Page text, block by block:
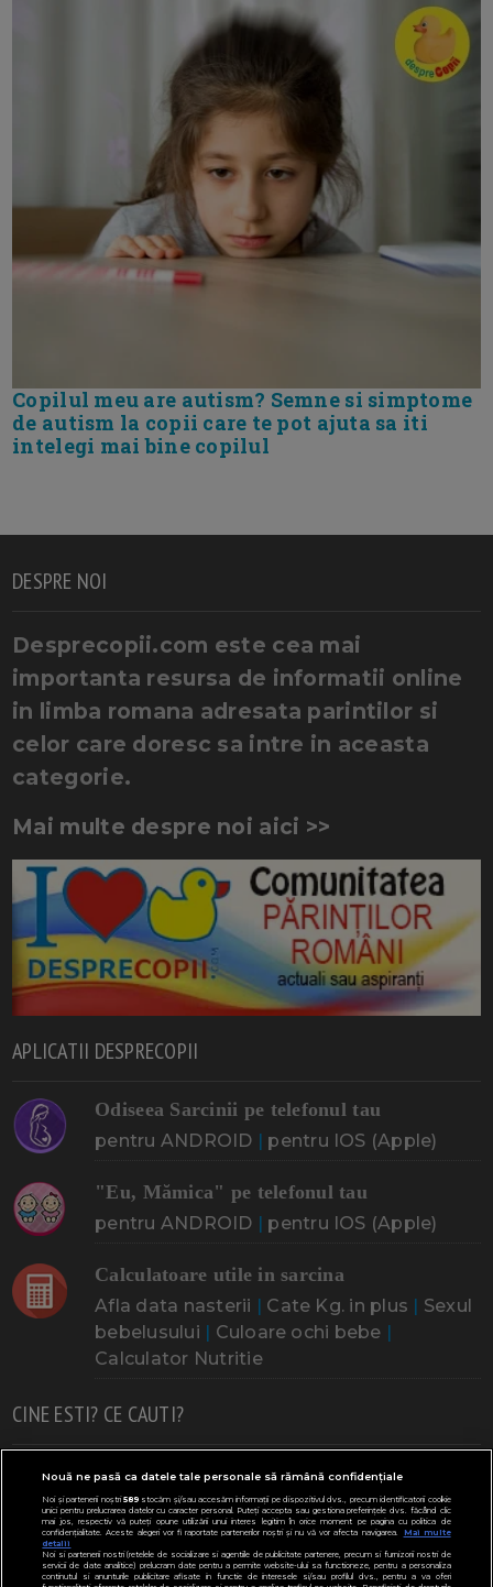
Copilul meu are autism? Semne si simptome
de autism la copii care te pot ajuta sa iti
intelegi mai bine copilul
DESPRE NOI
Desprecopii.com este cea mai
importanta resursa de informatii online
in limba romana adresata parintilor si
celor care doresc sa intre in aceasta
categorie.
Mai multe despre noi aici >>
APLICATII DESPRECOPII
Odiseea Sarcinii pe telefonul tau
pentru ANDROID | pentru IOS (Apple)
"Eu, Mămica" pe telefonul tau
pentru ANDROID | pentru IOS (Apple)
Calculatoare utile in sarcina
Afla data nasterii | Cate Kg. in plus | Sexul
bebelusului | Culoare ochi bebe |
Calculator Nutritie
CINE ESTI? CE CAUTI?
Doresc un copil Adoptia Probleme cu sarcina
Urmeaza sa nasc Probleme alaptare Bebe plange
Bebe febra Caut bona Cresa, Gradinta
Mergem la scoala Copil bolnav Copii cu nevoi speciale
Nouă ne pasă ca datele tale personale să rămână confidențiale
Noi și partenerii noștri589stocăm și/sau accesăm informații pe dispozitivul dvs., precum identificatorii cookie
unici pentru prelucrarea datelor cu caracter personal. Puteți accepta sau gestiona preferințele dvs. făcând clic
mai jos, respectiv vă puteți opune utilizării unui interes legitim în orice moment pe pagina cu politica de
confidențialitate. Aceste alegeri vor fi raportate partenerilor noștri și nu vă vor afecta navigarea.
Mai multe
detalii
Noi si partenerii nostri (retelele de socializare si agentiile de publicitate partenere, precum si furnizorii nostri de
servicii de date analitice) prelucram date pentru a permite website-ului sa functioneze, pentru a personaliza
continutul si anunturile publicitare afisate in functie de interesele si/sau profilul dvs., pentru a va oferi